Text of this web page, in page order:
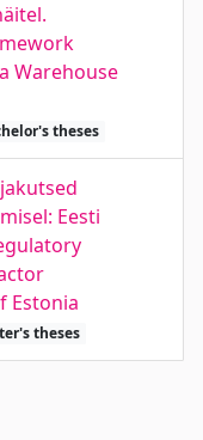
Warehouse
theses
Eesti
Estonia
theses